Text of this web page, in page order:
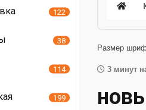
Размер
3 минут
122
38
114
199